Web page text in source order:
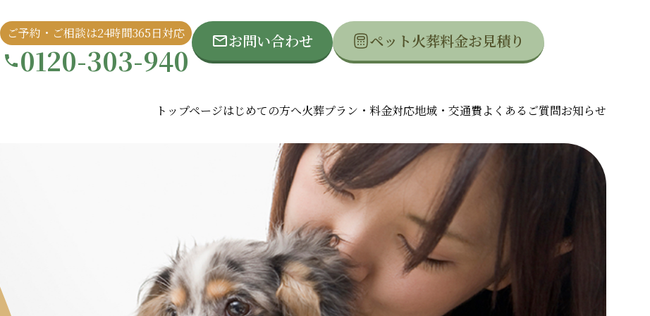
ご予約・ご相談は24時間365日対応
0120-303-940
お問い合わせ ペット火葬料金お見積り
トップページはじめての方へ火葬プラン・料金対応地域・交通費よくあるご質問お知らせ